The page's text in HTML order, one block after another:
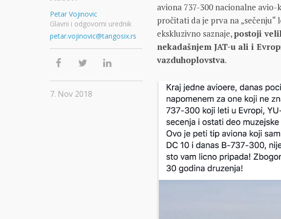
aviona 737-300 nacionalne avio-
pročitati da je prva na „sečenju“
ekskluzivno saznaje,postoji
nekadašnjem JAT-u ali i
vazduhoplovstva.
Petar Vojinovic
Glavni i odgovorni urednik
petar.vojinovic@tangosix.rs
7. Nov 2018